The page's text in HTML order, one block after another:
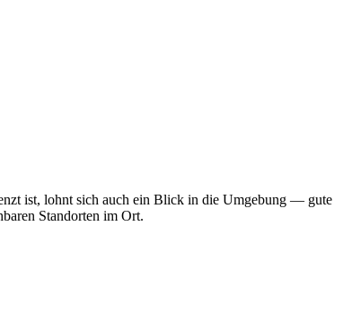
ist, lohnt sich auch ein Blick in die Umgebung — gute
Standorten im Ort.